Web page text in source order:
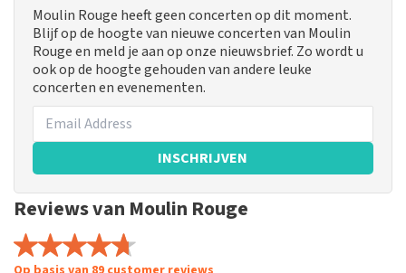
Moulin Rouge heeft geen concerten op dit moment.
Blijf op de hoogte van nieuwe concerten van Moulin
Rouge en meld je aan op onze nieuwsbrief. Zo wordt u
ook op de hoogte gehouden van andere leuke
concerten en evenementen.
INSCHRIJVEN
Reviews van Moulin Rouge